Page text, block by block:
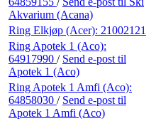
Akvarium (Acana)
Ring Elkjøp (Acer): 21002121
Ring Apotek 1 (Aco):
64917990 / Send e-post til
Apotek 1 (Aco)
Ring Apotek 1 Amfi (Aco):
64858030 / Send e-post til
Apotek 1 Amfi (Aco)